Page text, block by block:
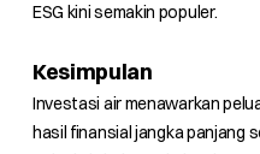
ESG kini semakin populer.
Kesimpulan
Investasi air menawarkan
hasil finansial jangka panjang